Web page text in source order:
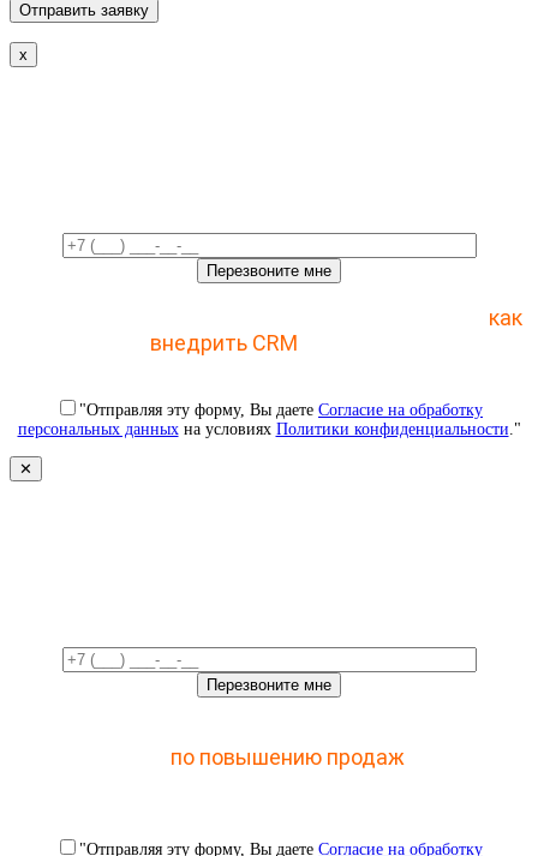
x
как
внедрить CRM
"Отправляя эту форму, Вы даете Согласие на обработку
персональных данныхна условиях Политики конфиденциальности ."
✕
по повышению продаж
"Отправляя эту форму, Вы даете Согласие на обработку